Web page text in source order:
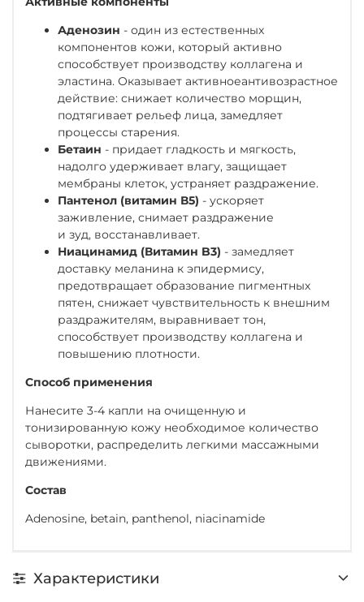
Аденозин - один из естественных
компонентов кожи, который активно
способствует производству коллагена и
эластина. Оказывает активноеантивозрастное
действие: снижает количество морщин,
подтягивает рельеф лица, замедляет
процессы старения.
Бетаин - придает гладкость и мягкость,
надолго удерживает влагу, защищает
мембраны клеток, устраняет раздражение.
Пантенол (витамин В5) - ускоряет
заживление, снимает раздражение
и зуд, восстанавливает.
Ниацинамид (Витамин B3) - замедляет
доставку меланина к эпидермису,
предотвращает образование пигментных
пятен, снижает чувствительность к внешним
раздражителям, выравнивает тон,
способствует производству коллагена и
повышению плотности.
Способ применения
Нанесите 3-4 капли на очищенную и
тонизированную кожу необходимое количество
сыворотки, распределить легкими массажными
движениями.
Состав
Adenosine, betain, panthenol, niacinamide
Характеристики